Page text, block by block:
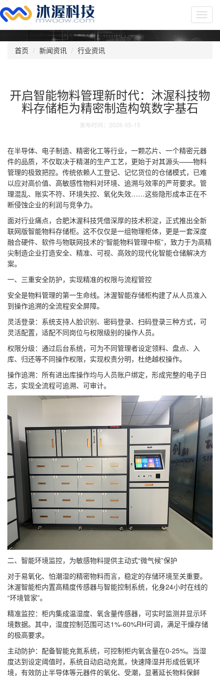
首页 新闻资讯 行业资讯
开启智能物料管理新时代：沐渥科技物
料存储柜为精密制造构筑数字基石
发布时间：2026-05-15
在半导体、电子制造、精密化工等行业，一颗芯片、一个精密元器
件的品质，不仅取决于精湛的生产工艺，更始于对其源头——物料
管理的极致把控。传统依赖人工登记、记忆货位的仓储模式，已难
以应对高价值、高敏感性物料对环境、追溯与效率的严苛要求。管
理混乱、账实不符、环境失控、氧化失效……这些隐形成本正在不
断侵蚀企业的利润与竞争力。
面对行业痛点，合肥沐渥科技凭借深厚的技术积淀，正式推出全新
联网版智能物料存储柜。这不仅仅是一组物理柜体，更是一套深度
融合硬件、软件与物联网技术的“智能物料管理中枢”，致力于为高精
尖制造企业打造安全、精准、可视、高效的现代化智能仓储解决方
案。
一、三重安全防护，实现精准的权限与流程管控
安全是物料管理的第一生命线。沐渥智能存储柜构建了从人员准入
到操作追溯的全流程安全屏障。
灵活登录：系统支持人脸识别、密码登录、扫码登录三种方式，可
灵活配置，适配不同岗位与权限级别的操作人员。
权限分级：通过后台系统，可为不同管理者设定领料、盘点、入
库、归还等不同操作权限，实现权责分明，杜绝越权操作。
操作追溯：所有进出库操作均与人员账户绑定，形成完整的电子日
志，实现全流程可追溯、可审计。
二、智能环境监控，为敏感物料提供主动式“微气候”保护
对于易氧化、怕潮湿的精密物料而言，稳定的存储环境至关重要。
沐渥智能柜内置高精度传感器与智能控制系统，化身24小时在线的
“环境管家”。
精准监控：柜内集成温湿度、氧含量传感器，可实时监测并显示环
境数据。其中，湿度控制范围可达1%-60%RH可调，满足干燥存储
的极高要求。
主动防护：配备智能充氮系统，可控制柜内氧含量在0-25%。当湿
度达到设定阈值时，系统自动启动充氮，快速降湿并形成低氧环
境，有效防止半导体等元器件的氧化、受潮，显著延长物料保鲜